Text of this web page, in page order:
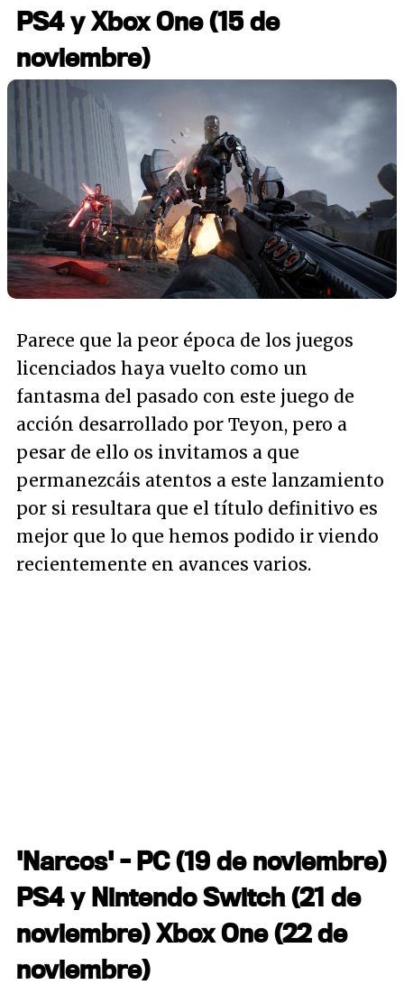
PS4 y Xbox One (15 de
noviembre)
Parece que la peor época de los juegos
licenciados haya vuelto como un
fantasma del pasado con este juego de
acción desarrollado por Teyon, pero a
pesar de ello os invitamos a que
permanezcáis atentos a este lanzamiento
por si resultara que el título definitivo es
mejor que lo que hemos podido ir viendo
recientemente en avances varios.
'Narcos' - PC (19 de noviembre)
PS4 y Nintendo Switch (21 de
noviembre) Xbox One (22 de
noviembre)